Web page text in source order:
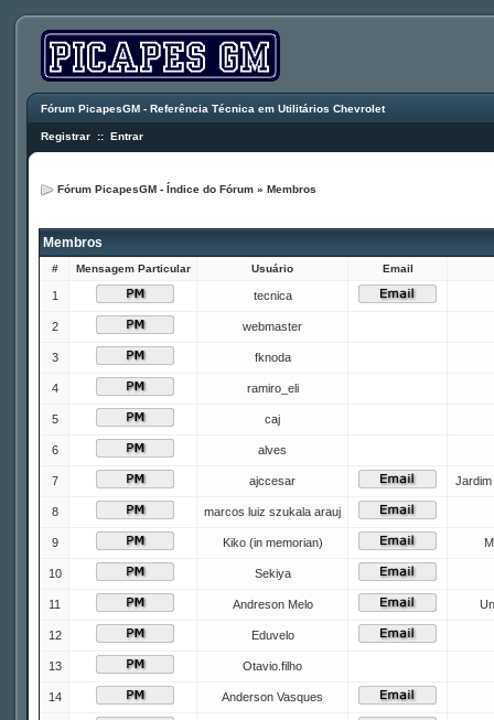
Fórum PicapesGM - Referência Técnica em Utilitários Chevrolet
Registrar :: Entrar
Fórum PicapesGM - Índice do Fórum » Membros
Membros
# Mensagem Particular Usuário Email
1 tecnica
2 webmaster
3 fknoda
4 ramiro_eli
5 caj
6 alves
7 ajccesar
8 marcos luiz szukala arauj
9 Kiko (in memorian)
10 Sekiya
11 Andreson Melo
12 Eduvelo
13 Otavio.filho
14 Anderson Vasques